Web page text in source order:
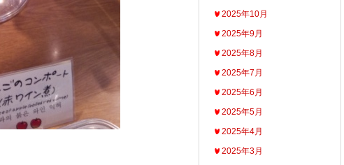
2025年10月
2025年9月
2025年8月
2025年7月
2025年6月
2025年5月
2025年4月
2025年3月